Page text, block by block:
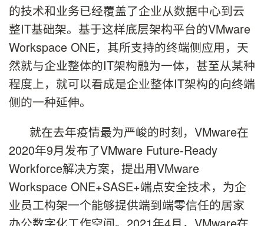
的技术和业务已经覆盖了企业从数据中心到云
整IT基础架。基于这样底层架构平台的VMware
Workspace ONE，其所支持的终端侧应用，天
然就与企业整体的IT架构融为一体，甚至从某种
程度上，就可以看成是企业整体IT架构的向终端
侧的一种延伸。
就在去年疫情最为严峻的时刻，VMware在
2020年9月发布了VMware Future-Ready
Workforce解决方案，提出用VMware
Workspace ONE+SASE+端点安全技术，为企
业员工构架一个能够提供端到端零信任的居家